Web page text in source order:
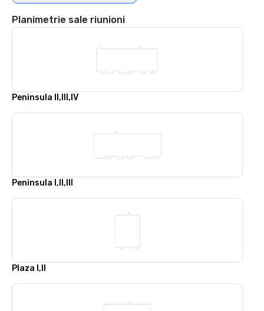
Planimetrie sale riunioni
Peninsula II,III,IV
Peninsula I,II,III
Plaza I,II